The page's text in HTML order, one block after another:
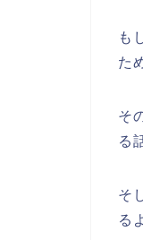
も
た
そ
る
そ
る